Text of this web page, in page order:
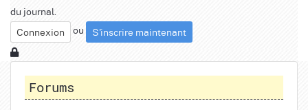
du journal.
Connexion
ou S'inscrire maintenant
Forums